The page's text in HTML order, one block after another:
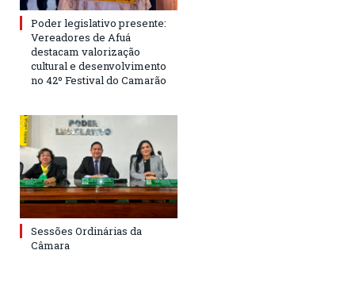
Poder legislativo presente:
Vereadores de Afuá
destacam valorização
cultural e desenvolvimento
no 42º Festival do Camarão
Sessões Ordinárias da
Câmara